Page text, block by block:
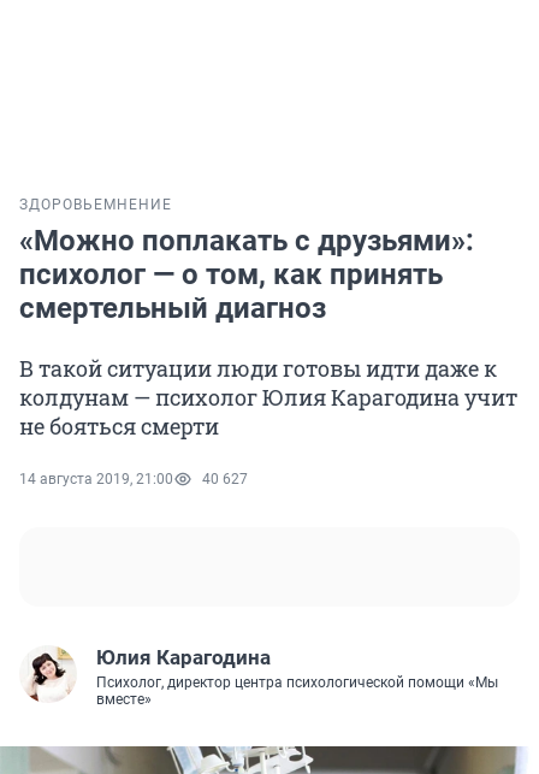
ЗДОРОВЬЕ МНЕНИЕ
«Можно поплакать с друзьями»:
психолог — о том, как принять
смертельный диагноз
В такой ситуации люди готовы идти даже к
колдунам — психолог Юлия Карагодина учит
не бояться смерти
14 августа 2019, 21:00 40 627
Юлия Карагодина
Психолог, директор центра психологической помощи «Мы
вместе»